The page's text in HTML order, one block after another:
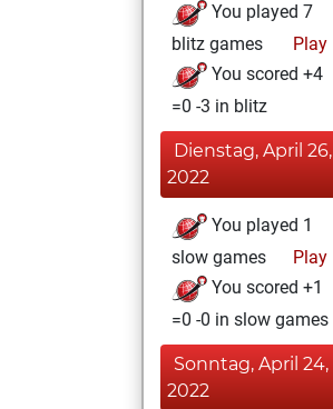
You played 7
blitz games
Play
You scored +4
=0 -3 in blitz
Dienstag, April 26,
2022
You played 1
slow games
Play
You scored +1
=0 -0 in slow games
Sonntag, April 24,
2022